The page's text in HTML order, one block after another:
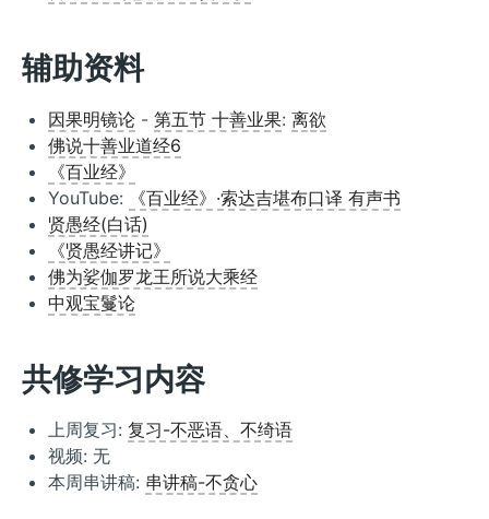
辅助资料
因果明镜论 - 第五节 十善业果: 离欲
佛说十善业道经6
《百业经》
YouTube:
《百业经》·索达吉堪布口译 有声书
贤愚经(白话)
《贤愚经讲记》
佛为娑伽罗龙王所说大乘经
中观宝鬘论
共修学习内容
上周复习: 复习-不恶语、不绮语
视频: 无
本周串讲稿: 串讲稿-不贪心